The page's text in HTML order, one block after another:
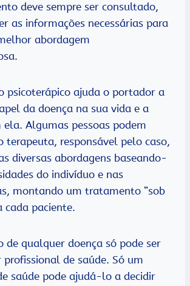
deve sempre ser consultado,
as informações necessárias para
abordagem
psicoterápico ajuda o portador a
da doença na sua vida e a
ela. Algumas pessoas podem
terapeuta, responsável pelo caso,
diversas abordagens baseando-
do indivíduo e nas
montando um tratamento ”sob
cada paciente.
de qualquer doença só pode ser
profissional de saúde. Só um
saúde pode ajudá-lo a decidir